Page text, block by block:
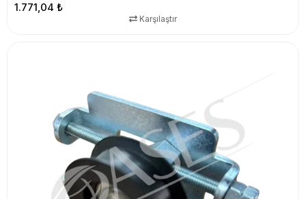
1.771,04 ₺
Karşılaştır